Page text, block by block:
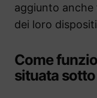
aggiunto
dei loro
Come
situata